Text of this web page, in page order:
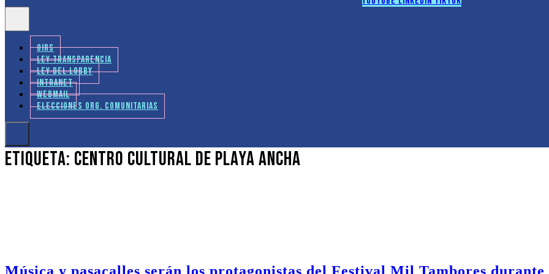
OIRS
LEY TRANSPARENCIA
LEY DEL LOBBY
INTRANET
WEBMAIL
ELECCIONES ORG. COMUNITARIAS
Etiqueta: Centro Cultural de Playa Ancha